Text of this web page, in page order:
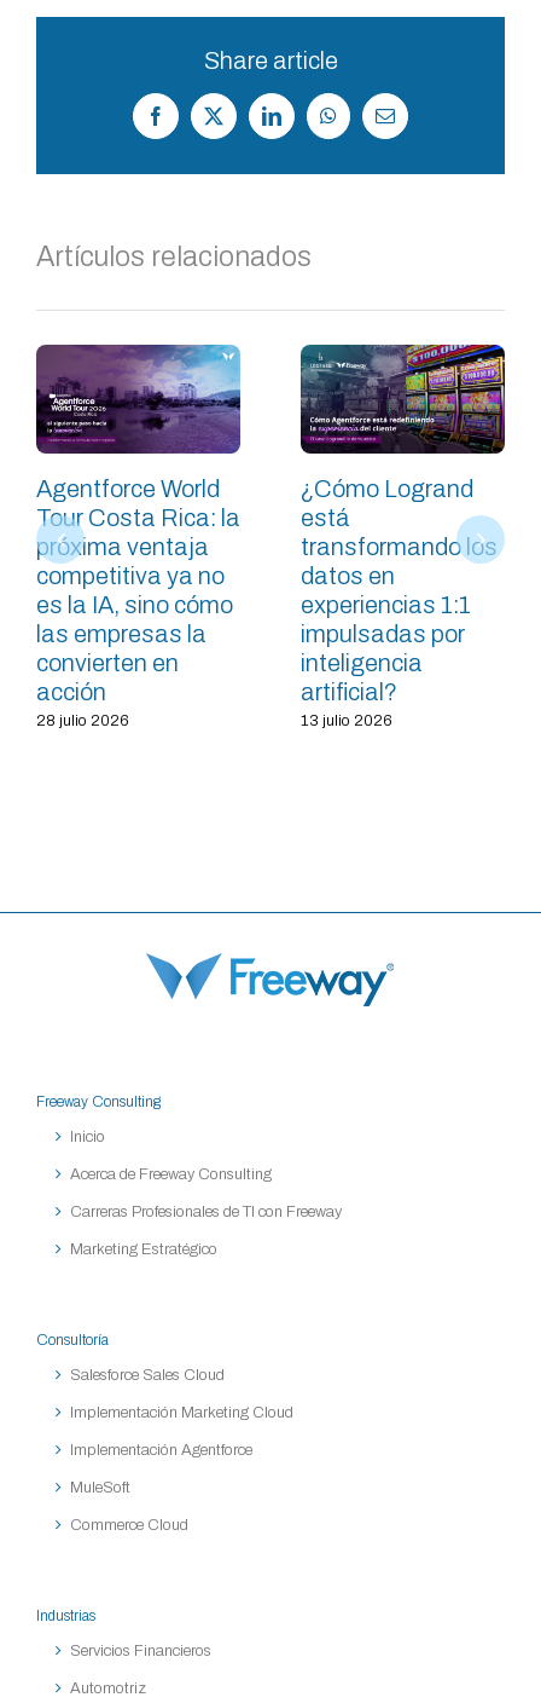
Share article
Facebook
X LinkedInWhatsApp
Correo
electrónico
Artículos relacionados
Agentforce World
Tour Costa Rica: la
próxima ventaja
competitiva ya no
es la IA, sino cómo
las empresas la
convierten en
acción
28 julio 2026
¿Cómo Logrand
está
transformando los
datos en
experiencias 1:1
impulsadas por
inteligencia
artificial?
13 julio 2026
Freeway Consulting
Inicio
Acerca de Freeway Consulting
Carreras Profesionales de TI con Freeway
Marketing Estratégico
Consultoría
Salesforce Sales Cloud
Implementación Marketing Cloud
Implementación Agentforce
MuleSoft
Commerce Cloud
Industrias
Servicios Financieros
Automotriz